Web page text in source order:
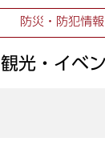
防災・防犯情報
観光・イベ